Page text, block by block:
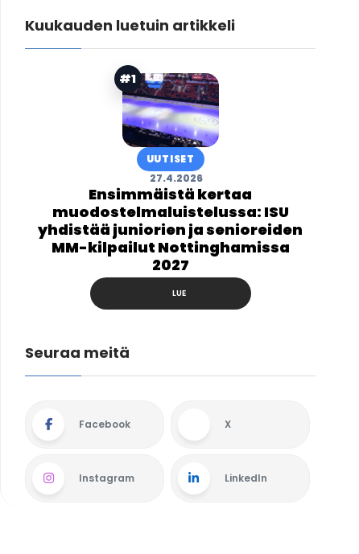
Kuukauden luetuin artikkeli
#1
UUTISET
27.4.2026
Ensimmäistä kertaa
muodostelmaluistelussa: ISU
yhdistää juniorien ja senioreiden
MM-kilpailut Nottinghamissa
2027
LUE
Seuraa meitä
Facebook X
Instagram LinkedIn